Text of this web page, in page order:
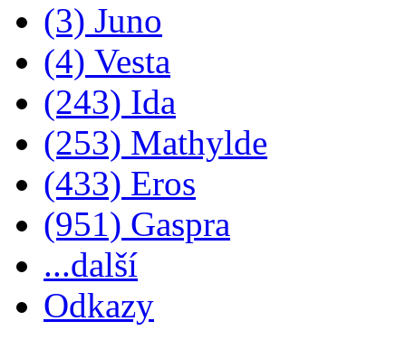
(3) Juno
(4) Vesta
(243) Ida
(253) Mathylde
(433) Eros
(951) Gaspra
...další
Odkazy